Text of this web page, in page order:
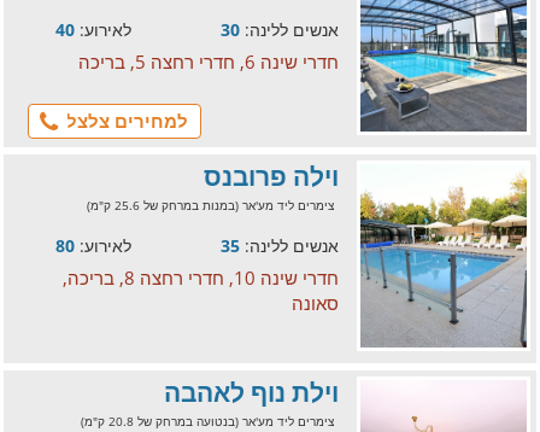
אנשים ללינה: 30 לאירוע: 40
חדרי שינה 6, חדרי רחצה 5, בריכה
למחירים צלצל
וילה פרובנס
צימרים ליד מע'אר (במנות במרחק של 25.6 ק"מ)
אנשים ללינה: 35 לאירוע: 80
חדרי שינה 10, חדרי רחצה 8, בריכה,
סאונה
וילת נוף לאהבה
צימרים ליד מע'אר (בנטועה במרחק של 20.8 ק"מ)